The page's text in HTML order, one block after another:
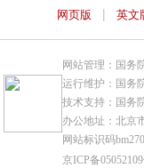
网页版 | 英文
网站管理：国务
运行维护：国务
技术支持：国务
办公地址：北京
网站标识码
京ICP备